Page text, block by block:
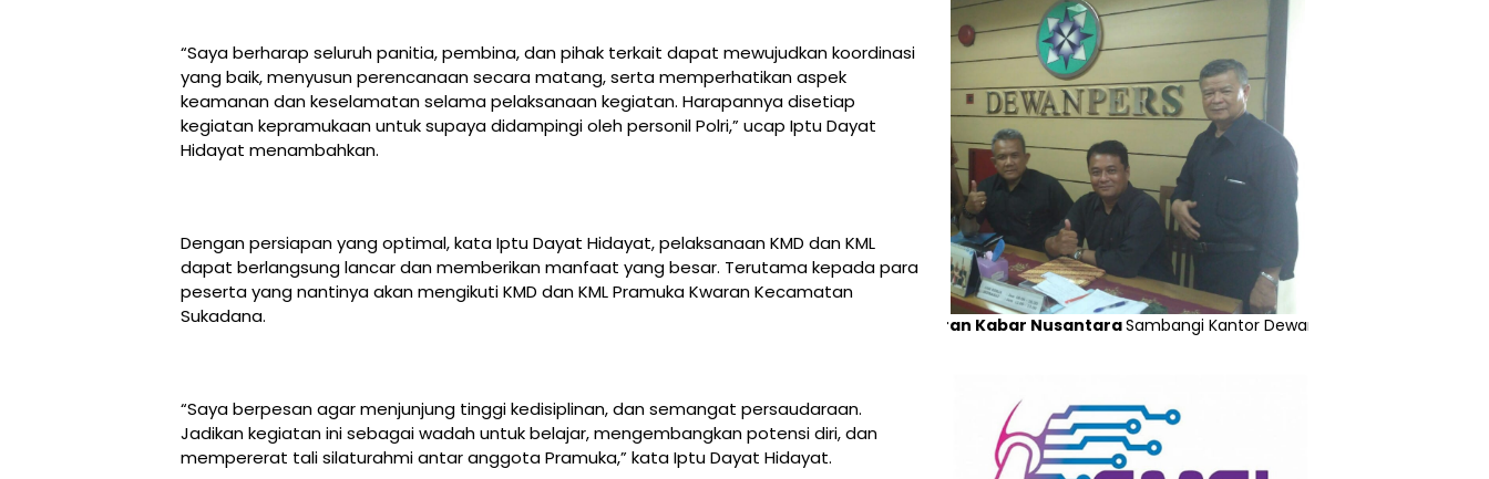
“Saya berharap seluruh panitia, pembina, dan pihak terkait dapat mewujudkan koordinasi
yang baik, menyusun perencanaan secara matang, serta memperhatikan aspek
keamanan dan keselamatan selama pelaksanaan kegiatan. Harapannya disetiap
kegiatan kepramukaan untuk supaya didampingi oleh personil Polri,” ucap Iptu Dayat
Hidayat menambahkan.
Dengan persiapan yang optimal, kata Iptu Dayat Hidayat, pelaksanaan KMD dan KML
dapat berlangsung lancar dan memberikan manfaat yang besar. Terutama kepada para
peserta yang nantinya akan mengikuti KMD dan KML Pramuka Kwaran Kecamatan
Sukadana.
“Saya berpesan agar menjunjung tinggi kedisiplinan, dan semangat persaudaraan.
Jadikan kegiatan ini sebagai wadah untuk belajar, mengembangkan potensi diri, dan
mempererat tali silaturahmi antar anggota Pramuka,” kata Iptu Dayat Hidayat.
Koran Kabar NusantaraSambangi Kantor Dewan Pers di Jakarta”